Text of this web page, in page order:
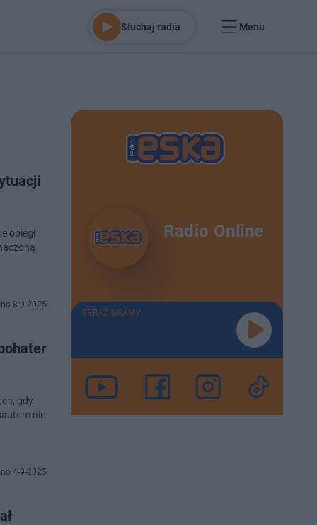
Słuchaj radia Menu
obiegł
8-9-2025
gdy
nie
4-9-2025
Radio Online
TERAZ GRAMY